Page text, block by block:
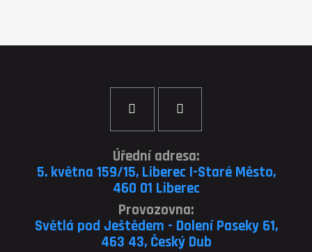
Úřední adresa:
5. května 159/15, Liberec I-Staré Město,
460 01 Liberec
Provozovna:
Světlá pod Ještědem - Dolení Paseky 61,
463 43, Český Dub